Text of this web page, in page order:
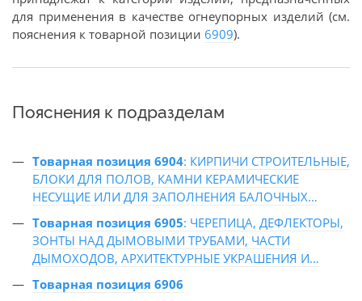
для применения в качестве огнеупорных изделий (см.
пояснения к товарной позиции 6909).
Пояснения к подразделам
Товарная позиция 6904: КИРПИЧИ СТРОИТЕЛЬНЫЕ,
БЛОКИ ДЛЯ ПОЛОВ, КАМНИ КЕРАМИЧЕСКИЕ
НЕСУЩИЕ ИЛИ ДЛЯ ЗАПОЛНЕНИЯ БАЛОЧНЫХ…
Товарная позиция 6905: ЧЕРЕПИЦА, ДЕФЛЕКТОРЫ,
ЗОНТЫ НАД ДЫМОВЫМИ ТРУБАМИ, ЧАСТИ
ДЫМОХОДОВ, АРХИТЕКТУРНЫЕ УКРАШЕНИЯ И…
Товарная позиция 6906